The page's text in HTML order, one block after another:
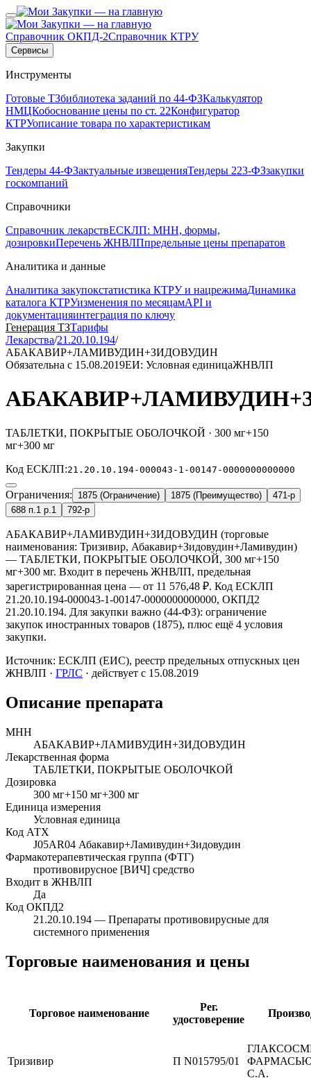
Справочник ОКПД-2Справочник КТРУ
Сервисы
Инструменты
Готовые ТЗбиблиотека заданий по 44-ФЗКалькулятор
НМЦКобоснование цены по ст. 22Конфигуратор
КТРУописание товара по характеристикам
Закупки
Тендеры 44-ФЗактуальные извещенияТендеры 223-ФЗзакупки
госкомпаний
Справочники
Справочник лекарствЕСКЛП: МНН, формы,
дозировкиПеречень ЖНВЛПпредельные цены препаратов
Аналитика и данные
Аналитика закупокстатистика КТРУ и нацрежимаДинамика
каталога КТРУизменения по месяцамAPI и
документацияинтеграция по ключу
Генерация ТЗТарифы
Лекарства/21.20.10.194/
АБАКАВИР+ЛАМИВУДИН+ЗИДОВУДИН
Обязательна с 15.08.2019ЕИ: Условная единицаЖНВЛП
ТАБЛЕТКИ, ПОКРЫТЫЕ ОБОЛОЧКОЙ · 300 мг+150
мг+300 мг
Код ЕСКЛП:21.20.10.194-000043-1-00147-0000000000000
Ограничения: 1875 (Ограничение) 1875 (Преимущество)
471-р
688 п.1 р.1
792-р
АБАКАВИР+ЛАМИВУДИН+ЗИДОВУДИН (торговые
наименования: Тризивир, Абакавир+Зидовудин+Ламивудин)
— ТАБЛЕТКИ, ПОКРЫТЫЕ ОБОЛОЧКОЙ, 300 мг+150
мг+300 мг. Входит в перечень ЖНВЛП, предельная
зарегистрированная цена — от 11 576,48 ₽. Код ЕСКЛП
21.20.10.194-000043-1-00147-0000000000000, ОКПД2
21.20.10.194. Для закупки важно (44-ФЗ): ограничение
закупок иностранных товаров (1875), плюс ещё 4 условия
закупки.
Источник: ЕСКЛП (ЕИС), реестр предельных отпускных цен
ЖНВЛП · ГРЛС · действует с 15.08.2019
Описание препарата
МНН
АБАКАВИР+ЛАМИВУДИН+ЗИДОВУДИН
Лекарственная форма
ТАБЛЕТКИ, ПОКРЫТЫЕ ОБОЛОЧКОЙ
Дозировка
300 мг+150 мг+300 мг
Единица измерения
Условная единица
Код АТХ
J05AR04 Абакавир+Ламивудин+Зидовудин
Фармакотерапевтическая группа (ФТГ)
противовирусное [ВИЧ] средство
Входит в ЖНВЛП
Да
Код ОКПД2
21.20.10.194 — Препараты противовирусные для
системного применения
Торговые наименования и цены
Торговое наименование
Рег.
удостоверение
Тризивир П N015795/01
С.А.